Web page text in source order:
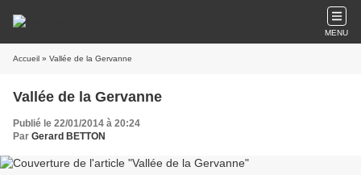
MENU
Accueil » Vallée de la Gervanne
Vallée de la Gervanne
Publié le 22/01/2014 à 20:24
Par Gerard BETTON